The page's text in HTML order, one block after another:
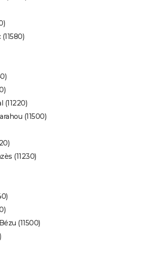
(11220)
(11500)
(11230)
(11500)